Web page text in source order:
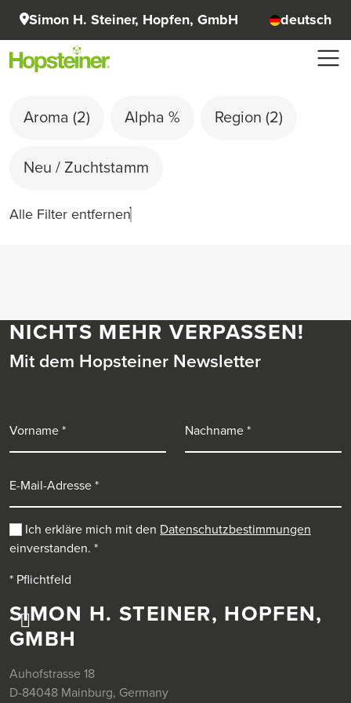
Simon H. Steiner, Hopfen, GmbH deutsch
Aroma (2) Alpha % Region (2)
Neu / Zuchtstamm
Alle Filter entfernen
SIMON H. STEINER, HOPFEN,
GMBH
Auhofstrasse 18
D-84048 Mainburg, Germany
NICHTS MEHR VERPASSEN!
Mit dem Hopsteiner Newsletter
Ich erkläre mich mit den Datenschutzbestimmungen
einverstanden. *
* Pflichtfeld